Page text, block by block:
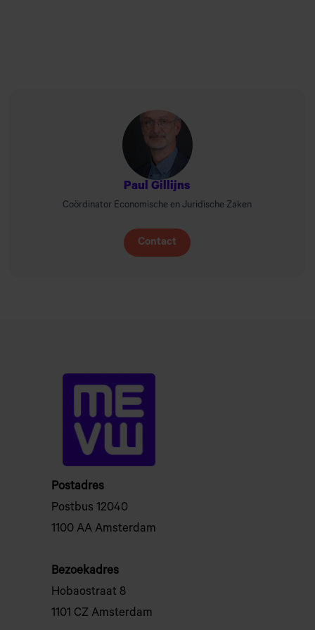
Paul Gillijns
Coördinator Economische en Juridische Zaken
Contact
Postadres
Postbus 12040
1100 AA Amsterdam
Bezoekadres
Hobaostraat 8
1101 CZ Amsterdam